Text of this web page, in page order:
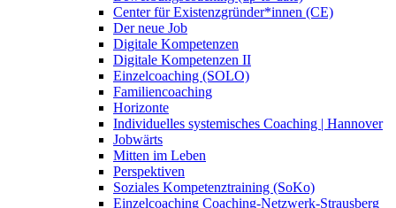
Center für Existenzgründer*innen (CE)
Der neue Job
Digitale Kompetenzen
Digitale Kompetenzen II
Einzelcoaching (SOLO)
Familiencoaching
Horizonte
Individuelles systemisches Coaching | Hannover
Jobwärts
Mitten im Leben
Perspektiven
Soziales Kompetenztraining (SoKo)
Einzelcoaching Coaching-Netzwerk-Strausberg